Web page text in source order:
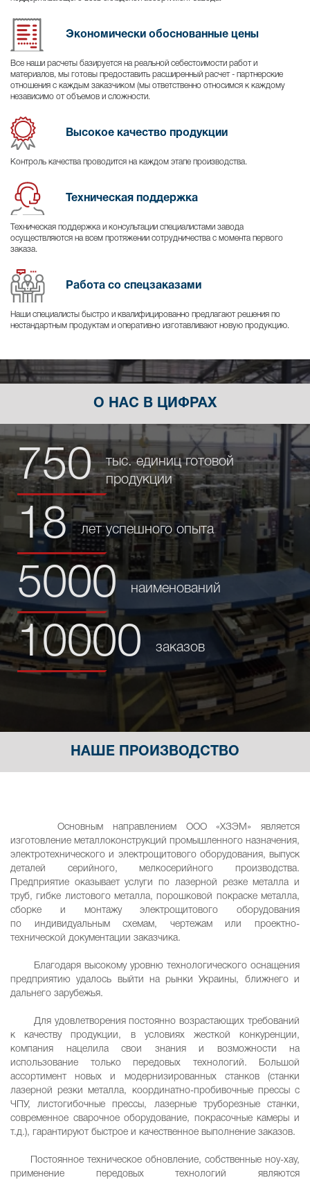
Экономически обоснованные цены
Все наши расчеты базируется на реальной себестоимости работ и
материалов, мы готовы предоставить расширенный расчет - партнерские
отношения с каждым заказчиком (мы ответственно относимся к каждому
независимо от объемов и сложности.
Высокое качество продукции
Контроль качества проводится на каждом этапе производства.
Техническая поддержка
Техническая поддержка и консультации специалистами завода
осуществляются на всем протяжении сотрудничества с момента первого
заказа.
Работа со спецзаказами
Наши специалисты быстро и квалифицированно предлагают решения по
нестандартным продуктам и оперативно изготавливают новую продукцию.
О НАС В ЦИФРАХ
750 тыс. единицготовой
продукции
18 летуспешного опыта
5000 наименований
10000 заказов
НАШЕ ПРОИЗВОДСТВО
Основным направлением ООО «ХЗЭМ» является
изготовление металлоконструкций промышленного назначения,
электротехнического и электрощитового оборудования, выпуск
деталей серийного, мелкосерийного производства.
Предприятие оказывает услуги по лазерной резке металла и
труб, гибке листового металла, порошковой покраске металла,
сборке и монтажу электрощитового оборудования
по индивидуальным схемам, чертежам или проектно-
технической документации заказчика.
Благодаря высокому уровню технологического оснащения
предприятию удалось выйти на рынки Украины, ближнего и
дальнего зарубежья.
Для удовлетворения постоянно возрастающих требований
к качеству продукции, в условиях жесткой конкуренции,
компания нацелила свои знания и возможности на
использование только передовых технологий. Большой
ассортимент новых и модернизированных станков (станки
лазерной резки металла, координатно-пробивочные прессы с
ЧПУ, листогибочные прессы, лазерные труборезные станки,
современное сварочное оборудование, покрасочные камеры и
т.д.), гарантируют быстрое и качественное выполнение заказов.
Постоянное техническое обновление, собственные ноу-хау,
применение передовых технологий являются